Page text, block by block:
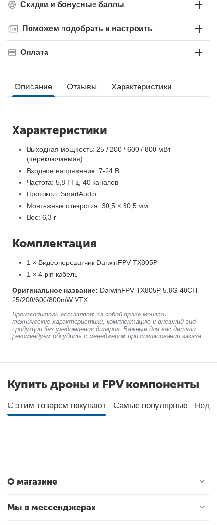
Скидки и бонусные баллы
Поможем подобрать и настроить
Оплата
Описание Отзывы Характеристики
Характеристики
Выходная мощность: 25 / 200 / 600 / 800 мВт
(переключаемая)
Входное напряжение: 7-24 В
Частота: 5,8 ГГц, 40 каналов
Протокол: SmartAudio
Монтажные отверстия: 30,5 × 30,5 мм
Вес: 6,3 г
Комплектация
1 × Видеопередатчик DarwinFPV TX805P
1 × 4-pin кабель
Оригинальное название: DarwinFPV TX805P 5.8G 40CH
25/200/600/800mW VTX
Производитель оставляет за собой право менять
технические характеристики, комплектацию и внешний вид
продукции без уведомления дилеров. Важные для вас детали
рекомендуем обсудить с менеджером при согласовании заказа.
Купить дроны и FPV компоненты
С этим товаром покупают Самые популярные
О магазине
Мы в мессенджерах